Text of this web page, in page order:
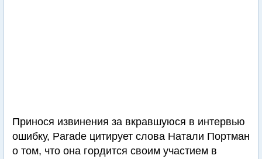
Принося извинения за вкравшуюся в интервью
ошибку, Parade цитирует слова Натали Портман
о том, что она гордится своим участием в